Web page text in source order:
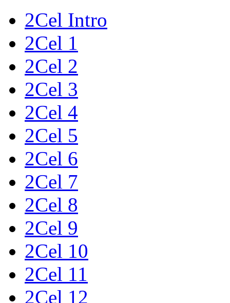
2Cel Intro
2Cel 1
2Cel 2
2Cel 3
2Cel 4
2Cel 5
2Cel 6
2Cel 7
2Cel 8
2Cel 9
2Cel 10
2Cel 11
2Cel 12